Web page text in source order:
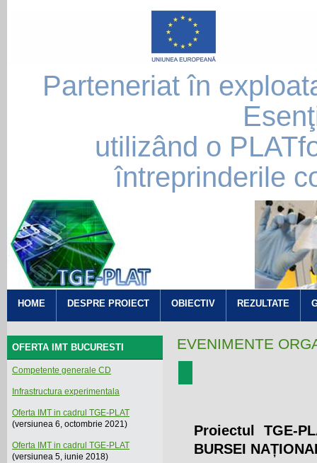
Parteneriat în
utilizând o
întreprinderile
HOME DESPRE PROIECT OBIECTIV REZULTATE
OFERTA IMT BUCURESTI
Competente generale CD
Infrastructura experimentala
Oferta IMT in cadrul TGE-PLAT
(versiunea 6, octombrie 2021)
Oferta IMT in cadrul TGE-PLAT
(versiunea 5, iunie 2018)
EVENIMENTE
Proiectul TGE-
BURSEI